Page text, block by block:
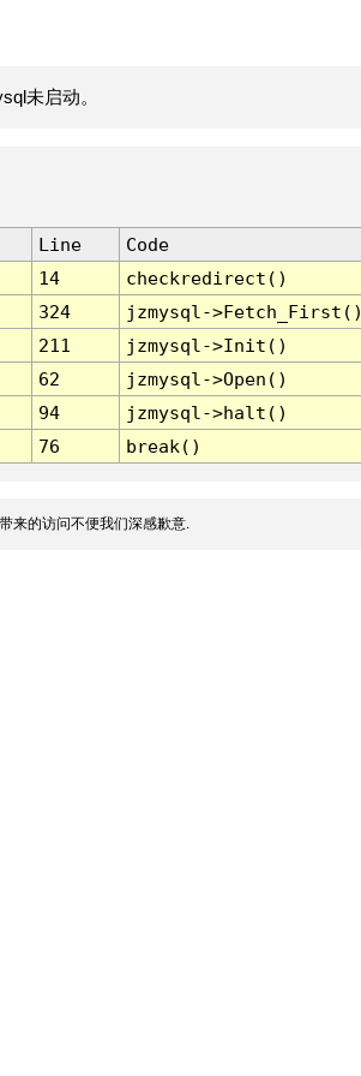
未启动。
Line
Code
14
checkredirect()
324
jzmysql-
211
jzmysql->Init()
62
jzmysql->Open()
94
jzmysql->halt()
76 break()
来的访问不便我们深感歉意.